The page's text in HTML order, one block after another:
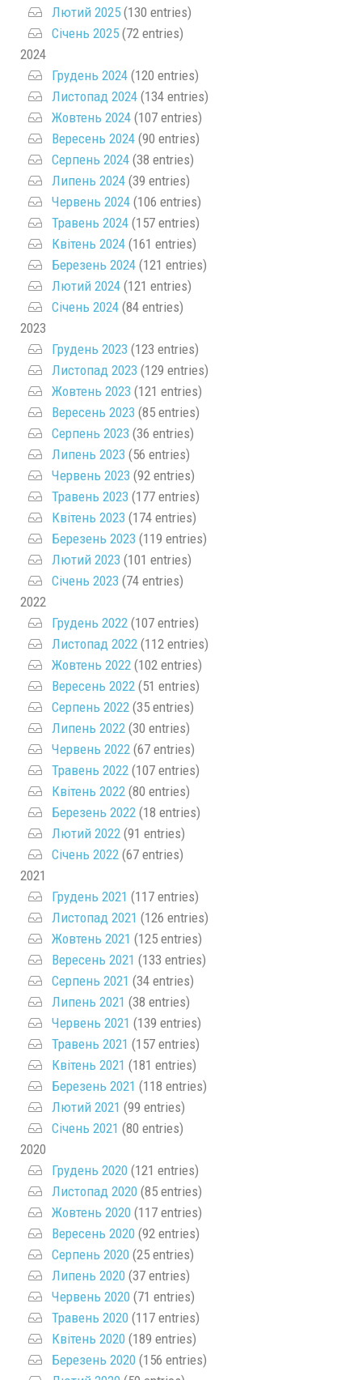
Лютий 2025 (130 entries)
Січень 2025 (72 entries)
2024
Грудень 2024 (120 entries)
Листопад 2024 (134 entries)
Жовтень 2024 (107 entries)
Вересень 2024 (90 entries)
Серпень 2024 (38 entries)
Липень 2024 (39 entries)
Червень 2024 (106 entries)
Травень 2024 (157 entries)
Квітень 2024 (161 entries)
Березень 2024 (121 entries)
Лютий 2024 (121 entries)
Січень 2024 (84 entries)
2023
Грудень 2023 (123 entries)
Листопад 2023 (129 entries)
Жовтень 2023 (121 entries)
Вересень 2023 (85 entries)
Серпень 2023 (36 entries)
Липень 2023 (56 entries)
Червень 2023 (92 entries)
Травень 2023 (177 entries)
Квітень 2023 (174 entries)
Березень 2023 (119 entries)
Лютий 2023 (101 entries)
Січень 2023 (74 entries)
2022
Грудень 2022 (107 entries)
Листопад 2022 (112 entries)
Жовтень 2022 (102 entries)
Вересень 2022 (51 entries)
Серпень 2022 (35 entries)
Липень 2022 (30 entries)
Червень 2022 (67 entries)
Травень 2022 (107 entries)
Квітень 2022 (80 entries)
Березень 2022 (18 entries)
Лютий 2022 (91 entries)
Січень 2022 (67 entries)
2021
Грудень 2021 (117 entries)
Листопад 2021 (126 entries)
Жовтень 2021 (125 entries)
Вересень 2021 (133 entries)
Серпень 2021 (34 entries)
Липень 2021 (38 entries)
Червень 2021 (139 entries)
Травень 2021 (157 entries)
Квітень 2021 (181 entries)
Березень 2021 (118 entries)
Лютий 2021 (99 entries)
Січень 2021 (80 entries)
2020
Грудень 2020 (121 entries)
Листопад 2020 (85 entries)
Жовтень 2020 (117 entries)
Вересень 2020 (92 entries)
Серпень 2020 (25 entries)
Липень 2020 (37 entries)
Червень 2020 (71 entries)
Травень 2020 (117 entries)
Квітень 2020 (189 entries)
Березень 2020 (156 entries)